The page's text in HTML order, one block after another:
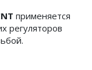
применяется
регуляторов